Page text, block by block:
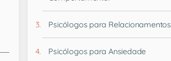
Psicólogos para Relacionamentos
Psicólogos para Ansiedade